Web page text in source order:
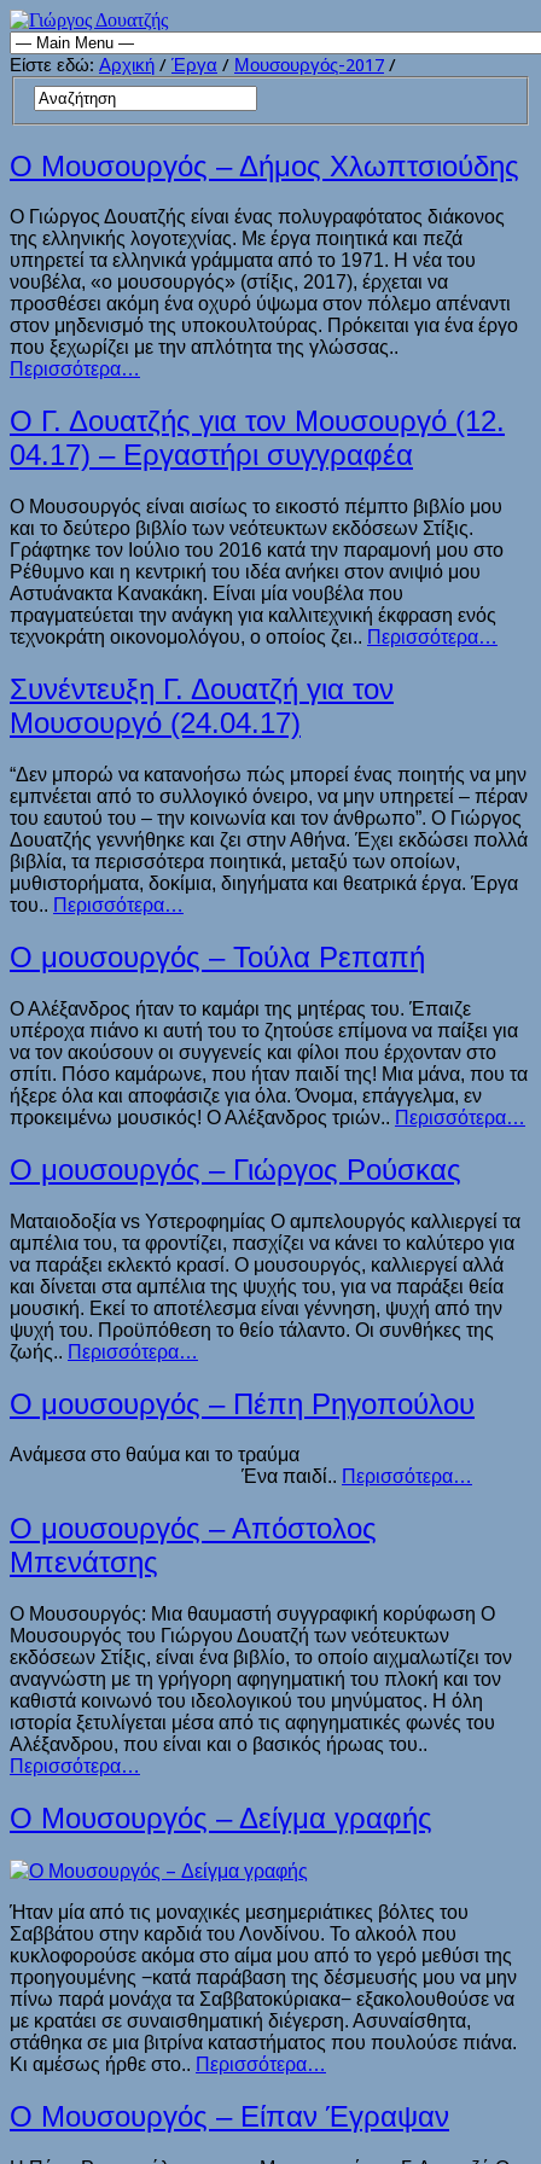
Είστε εδώ: Αρχική / Έργα / Μουσουργός-2017 /
Ο Μουσουργός – Δήμος Χλωπτσιούδης
Ο Γιώργος Δουατζής είναι ένας πολυγραφότατος διάκονος
της ελληνικής λογοτεχνίας. Με έργα ποιητικά και πεζά
υπηρετεί τα ελληνικά γράμματα από το 1971. Η νέα του
νουβέλα, «ο μουσουργός» (στίξις, 2017), έρχεται να
προσθέσει ακόμη ένα οχυρό ύψωμα στον πόλεμο απέναντι
στον μηδενισμό της υποκουλτούρας. Πρόκειται για ένα έργο
που ξεχωρίζει με την απλότητα της γλώσσας..
Περισσότερα…
Ο Γ. Δουατζής για τον Μουσουργό (12.
04.17) – Εργαστήρι συγγραφέα
Ο Μουσουργός είναι αισίως το εικοστό πέμπτο βιβλίο μου
και το δεύτερο βιβλίο των νεότευκτων εκδόσεων Στίξις.
Γράφτηκε τον Ιούλιο του 2016 κατά την παραμονή μου στο
Ρέθυμνο και η κεντρική του ιδέα ανήκει στον ανιψιό μου
Αστυάνακτα Κανακάκη. Είναι μία νουβέλα που
πραγματεύεται την ανάγκη για καλλιτεχνική έκφραση ενός
τεχνοκράτη οικονομολόγου, ο οποίος ζει.. Περισσότερα…
Συνέντευξη Γ. Δουατζή για τον
Μουσουργό (24.04.17)
“Δεν μπορώ να κατανοήσω πώς μπορεί ένας ποιητής να μην
εμπνέεται από το συλλογικό όνειρο, να μην υπηρετεί – πέραν
του εαυτού του – την κοινωνία και τον άνθρωπο”. Ο Γιώργος
Δουατζής γεννήθηκε και ζει στην Αθήνα. Έχει εκδώσει πολλά
βιβλία, τα περισσότερα ποιητικά, μεταξύ των οποίων,
μυθιστορήματα, δοκίμια, διηγήματα και θεατρικά έργα. Έργα
του.. Περισσότερα…
Ο μουσουργός – Τούλα Ρεπαπή
Ο Αλέξανδρος ήταν το καμάρι της μητέρας του. Έπαιζε
υπέροχα πιάνο κι αυτή του το ζητούσε επίμονα να παίξει για
να τον ακούσουν οι συγγενείς και φίλοι που έρχονταν στο
σπίτι. Πόσο καμάρωνε, που ήταν παιδί της! Μια μάνα, που τα
ήξερε όλα και αποφάσιζε για όλα. Όνομα, επάγγελμα, εν
προκειμένω μουσικός! Ο Αλέξανδρος τριών.. Περισσότερα…
Ο μουσουργός – Γιώργος Ρούσκας
Ματαιοδοξία vs Υστεροφημίας Ο αμπελουργός καλλιεργεί τα
αμπέλια του, τα φροντίζει, πασχίζει να κάνει το καλύτερο για
να παράξει εκλεκτό κρασί. Ο μουσουργός, καλλιεργεί αλλά
και δίνεται στα αμπέλια της ψυχής του, για να παράξει θεία
μουσική. Εκεί το αποτέλεσμα είναι γέννηση, ψυχή από την
ψυχή του. Προϋπόθεση το θείο τάλαντο. Οι συνθήκες της
ζωής.. Περισσότερα…
Ο μουσουργός – Πέπη Ρηγοπούλου
Ανάμεσα στο θαύμα και το τραύμα
Ένα παιδί.. Περισσότερα…
Ο μουσουργός – Απόστολος
Μπενάτσης
Ο Μουσουργός: Μια θαυμαστή συγγραφική κορύφωση Ο
Μουσουργός του Γιώργου Δουατζή των νεότευκτων
εκδόσεων Στίξις, είναι ένα βιβλίο, το οποίο αιχμαλωτίζει τον
αναγνώστη με τη γρήγορη αφηγηματική του πλοκή και τον
καθιστά κοινωνό του ιδεολογικού του μηνύματος. Η όλη
ιστορία ξετυλίγεται μέσα από τις αφηγηματικές φωνές του
Αλέξανδρου, που είναι και ο βασικός ήρωας του..
Περισσότερα…
Ο Μουσουργός – Δείγμα γραφής
Ήταν μία από τις μοναχικές μεσημεριάτικες βόλτες του
Σαββάτου στην καρδιά του Λονδίνου. Το αλκοόλ που
κυκλοφορούσε ακόμα στο αίμα μου από το γερό μεθύσι της
προηγουμένης −κατά παράβαση της δέσμευσής μου να μην
πίνω παρά μονάχα τα Σαββατοκύριακα− εξακολουθούσε να
με κρατάει σε συναισθηματική διέγερση. Ασυναίσθητα,
στάθηκα σε μια βιτρίνα καταστήματος που πουλούσε πιάνα.
Κι αμέσως ήρθε στο.. Περισσότερα…
Ο Μουσουργός – Είπαν Έγραψαν